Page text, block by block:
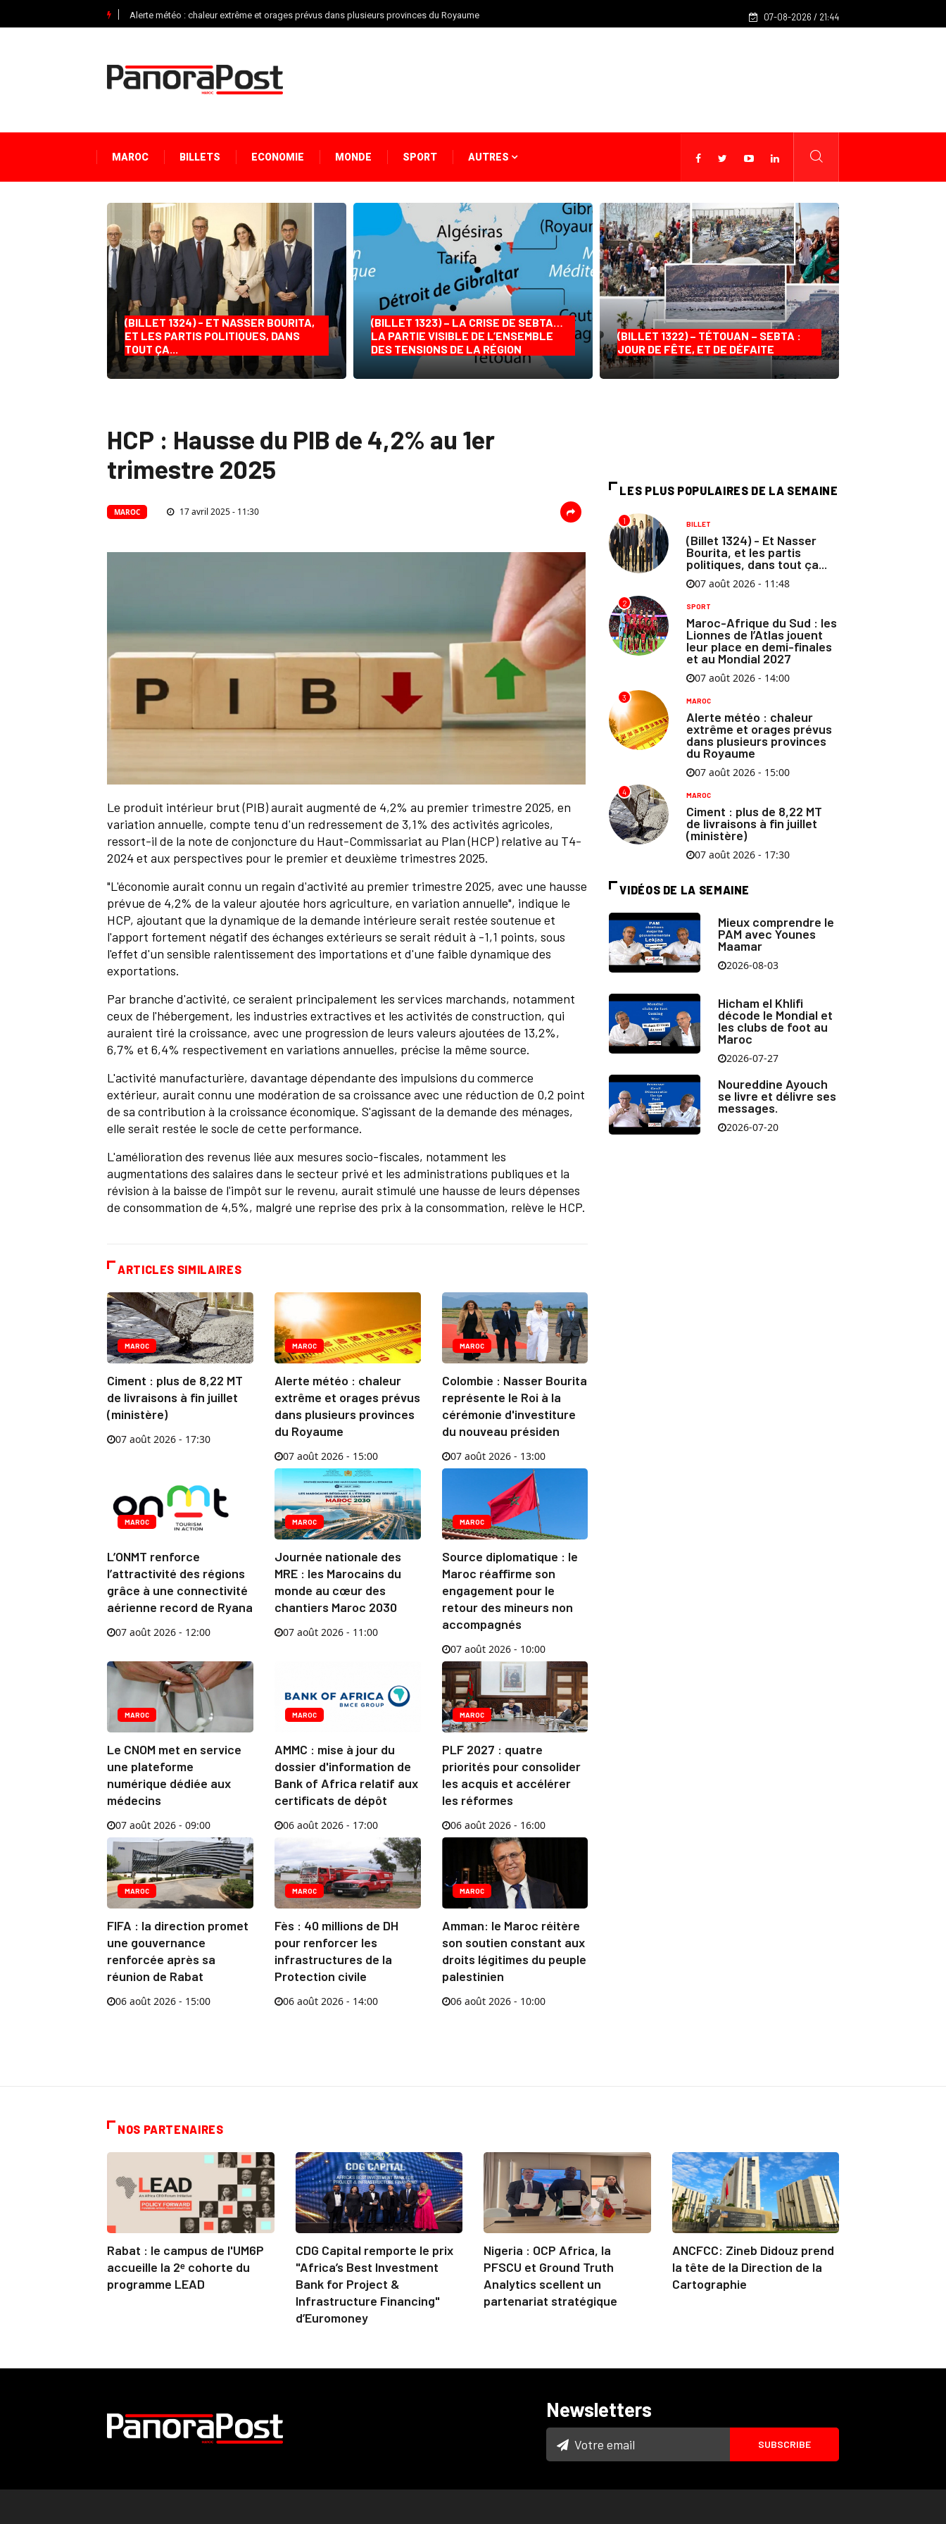
Alerte météo : chaleur extrême et orages prévus dans plusieurs provinces du Royaume (Billet 1324) - Et Nasser Bourita, et les partis politiques, dans
07-08-2026 / 21:44
MAROC BILLETS ECONOMIE MONDE SPORT AUTRES
(BILLET 1324) - ET NASSER BOURITA,
ET LES PARTIS POLITIQUES, DANS
TOUT ÇA...
(BILLET 1323) – LA CRISE DE SEBTA…
LA PARTIE VISIBLE DE L’ENSEMBLE
DES TENSIONS DE LA RÉGION
(BILLET 1322) – TÉTOUAN – SEBTA :
JOUR DE FÊTE, ET DE DÉFAITE
HCP : Hausse du PIB de 4,2% au 1er
trimestre 2025
MAROC 17 avril 2025 - 11:30
Le produit intérieur brut (PIB) aurait augmenté de 4,2% au premier trimestre 2025, en
variation annuelle, compte tenu d'un redressement de 3,1% des activités agricoles,
ressort-il de la note de conjoncture du Haut-Commissariat au Plan (HCP) relative au T4-
2024 et aux perspectives pour le premier et deuxième trimestres 2025.
"L'économie aurait connu un regain d'activité au premier trimestre 2025, avec une hausse
prévue de 4,2% de la valeur ajoutée hors agriculture, en variation annuelle", indique le
HCP, ajoutant que la dynamique de la demande intérieure serait restée soutenue et
l'apport fortement négatif des échanges extérieurs se serait réduit à -1,1 points, sous
l'effet d'un sensible ralentissement des importations et d'une faible dynamique des
exportations.
Par branche d'activité, ce seraient principalement les services marchands, notamment
ceux de l'hébergement, les industries extractives et les activités de construction, qui
auraient tiré la croissance, avec une progression de leurs valeurs ajoutées de 13,2%,
6,7% et 6,4% respectivement en variations annuelles, précise la même source.
L'activité manufacturière, davantage dépendante des impulsions du commerce
extérieur, aurait connu une modération de sa croissance avec une réduction de 0,2 point
de sa contribution à la croissance économique. S'agissant de la demande des ménages,
elle serait restée le socle de cette performance.
L'amélioration des revenus liée aux mesures socio-fiscales, notamment les
augmentations des salaires dans le secteur privé et les administrations publiques et la
révision à la baisse de l'impôt sur le revenu, aurait stimulé une hausse de leurs dépenses
de consommation de 4,5%, malgré une reprise des prix à la consommation, relève le HCP.
ARTICLES SIMILAIRES
MAROC
Ciment : plus de 8,22 MT
de livraisons à fin juillet
(ministère)
07 août 2026 - 17:30
MAROC
Alerte météo : chaleur
extrême et orages prévus
dans plusieurs provinces
du Royaume
07 août 2026 - 15:00
MAROC
Colombie : Nasser Bourita
représente le Roi à la
cérémonie d'investiture
du nouveau présiden
07 août 2026 - 13:00
MAROC
L’ONMT renforce
l’attractivité des régions
grâce à une connectivité
aérienne record de Ryana
07 août 2026 - 12:00
MAROC
Journée nationale des
MRE : les Marocains du
monde au cœur des
chantiers Maroc 2030
07 août 2026 - 11:00
MAROC
Source diplomatique : le
Maroc réaffirme son
engagement pour le
retour des mineurs non
accompagnés
07 août 2026 - 10:00
MAROC
Le CNOM met en service
une plateforme
numérique dédiée aux
médecins
07 août 2026 - 09:00
MAROC
AMMC : mise à jour du
dossier d'information de
Bank of Africa relatif aux
certificats de dépôt
06 août 2026 - 17:00
MAROC
PLF 2027 : quatre
priorités pour consolider
les acquis et accélérer
les réformes
06 août 2026 - 16:00
MAROC
FIFA : la direction promet
une gouvernance
renforcée après sa
réunion de Rabat
06 août 2026 - 15:00
MAROC
Fès : 40 millions de DH
pour renforcer les
infrastructures de la
Protection civile
06 août 2026 - 14:00
MAROC
Amman: le Maroc réitère
son soutien constant aux
droits légitimes du peuple
palestinien
06 août 2026 - 10:00
LES PLUS POPULAIRES DE LA SEMAINE
1 BILLET
(Billet 1324) - Et Nasser
Bourita, et les partis
politiques, dans tout ça...
07 août 2026 - 11:48
2 SPORT
Maroc-Afrique du Sud : les
Lionnes de l’Atlas jouent
leur place en demi-finales
et au Mondial 2027
07 août 2026 - 14:00
3 MAROC
Alerte météo : chaleur
extrême et orages prévus
dans plusieurs provinces
du Royaume
07 août 2026 - 15:00
4 MAROC
Ciment : plus de 8,22 MT
de livraisons à fin juillet
(ministère)
07 août 2026 - 17:30
VIDÉOS DE LA SEMAINE
Mieux comprendre le
PAM avec Younes
Maamar
2026-08-03
Hicham el Khlifi
décode le Mondial et
les clubs de foot au
Maroc
2026-07-27
Noureddine Ayouch
se livre et délivre ses
messages.
2026-07-20
NOS PARTENAIRES
Rabat : le campus de l'UM6P
accueille la 2ᵉ cohorte du
programme LEAD
CDG Capital remporte le prix
"Africa’s Best Investment
Bank for Project &
Infrastructure Financing"
d’Euromoney
Nigeria : OCP Africa, la
PFSCU et Ground Truth
Analytics scellent un
partenariat stratégique
ANCFCC: Zineb Didouz prend
la tête de la Direction de la
Cartographie
Newsletters